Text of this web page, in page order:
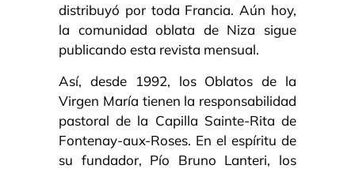
distribuyó por toda Francia. Aún hoy,
la comunidad oblata de Niza sigue
publicando esta revista mensual.
Así, desde 1992, los Oblatos de la
Virgen María tienen la responsabilidad
pastoral de la Capilla Sainte-Rita de
Fontenay-aux-Roses. En el espíritu de
su fundador, Pío Bruno Lanteri, los